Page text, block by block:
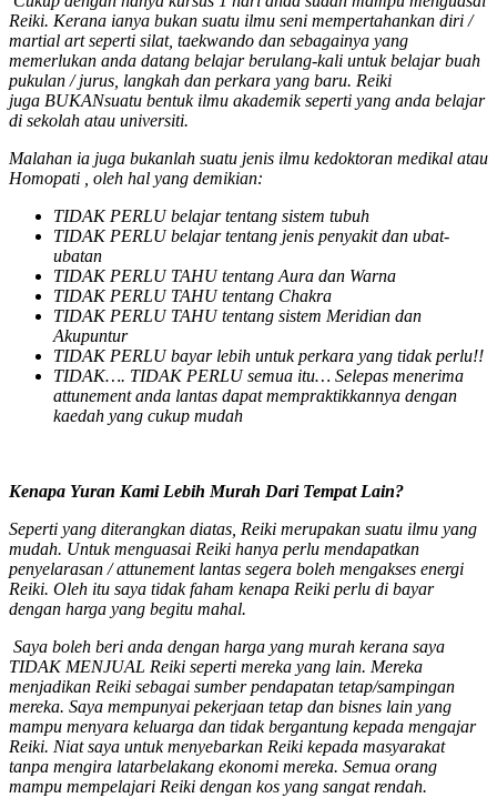
Reiki. Kerana ianya bukan suatu ilmu seni mempertahankan diri /
martial art seperti silat, taekwando dan sebagainya yang
memerlukan anda datang belajar berulang-kali untuk belajar buah
pukulan / jurus, langkah dan perkara yang baru. Reiki
juga BUKANsuatu bentuk ilmu akademik seperti yang anda belajar
di sekolah atau universiti.
Malahan ia juga bukanlah suatu jenis ilmu kedoktoran medikal atau
Homopati , oleh hal yang demikian:
TIDAK PERLUbelajar tentang sistem tubuh
TIDAK PERLUbelajar tentang jenis penyakit dan ubat-
ubatan
TIDAK PERLU TAHUtentang Aura dan Warna
TIDAK PERLU TAHUtentang Chakra
TIDAK PERLU TAHUtentang sistem Meridian dan
Akupuntur
TIDAK PERLUbayar lebih untuk perkara yang tidak perlu!!
TIDAK…. TIDAK PERLU semua itu… Selepas menerima
attunement anda lantas dapat mempraktikkannya dengan
kaedah yang cukup mudah
Kenapa Yuran Kami Lebih Murah Dari Tempat Lain?
Seperti yang diterangkan diatas, Reiki merupakan suatu ilmu yang
mudah. Untuk menguasai Reiki hanya perlu mendapatkan
penyelarasan / attunement lantas segera boleh mengakses energi
Reiki. Oleh itu saya tidak faham kenapa Reiki perlu di bayar
dengan harga yang begitu mahal.
Saya boleh beri anda dengan harga yang murah kerana saya
TIDAK MENJUAL Reiki seperti mereka yang lain. Mereka
menjadikan Reiki sebagai sumber pendapatan tetap/sampingan
mereka. Saya mempunyai pekerjaan tetap dan bisnes lain yang
mampu menyara keluarga dan tidak bergantung kepada mengajar
Reiki. Niat saya untuk menyebarkan Reiki kepada masyarakat
tanpa mengira latarbelakang ekonomi mereka. Semua orang
mampu mempelajari Reiki dengan kos yang sangat rendah.